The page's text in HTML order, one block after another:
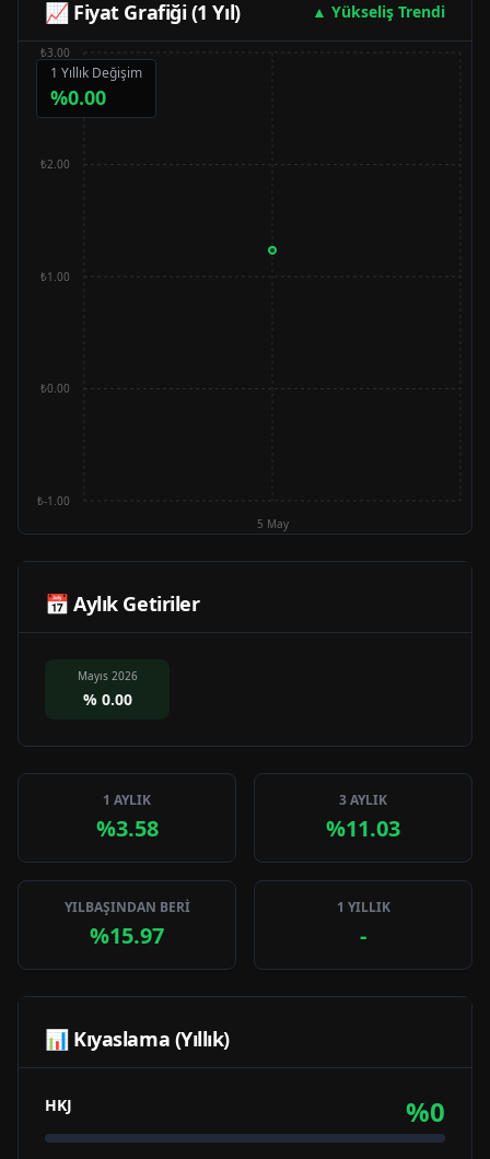
📈 Fiyat Grafiği (1 Yıl) ▲ Yükseliş Trendi
1 Yıllık Değişim
%0.00
5 May
₺-1.00
₺0.00
₺1.00
₺2.00
₺3.00
📅 Aylık Getiriler
Mayıs 2026
% 0.00
1 AYLIK
%3.58
3 AYLIK
%11.03
YILBAŞINDAN BERİ
%15.97
1 YILLIK
-
📊 Kıyaslama (Yıllık)
HKJ %0